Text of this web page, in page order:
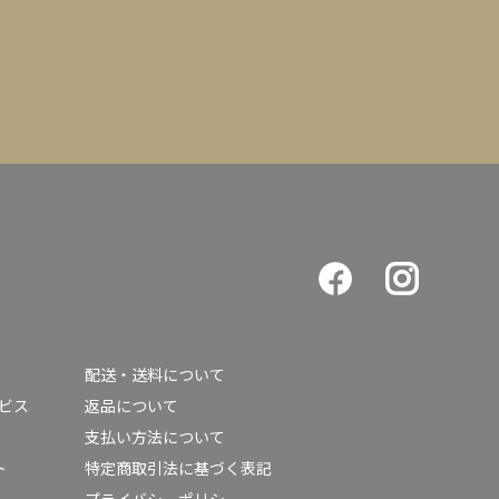
ス
配送・送料について
返品について
支払い方法について
特定商取引法に基づく表記